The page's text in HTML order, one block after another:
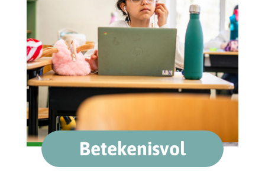
Betekenisvol